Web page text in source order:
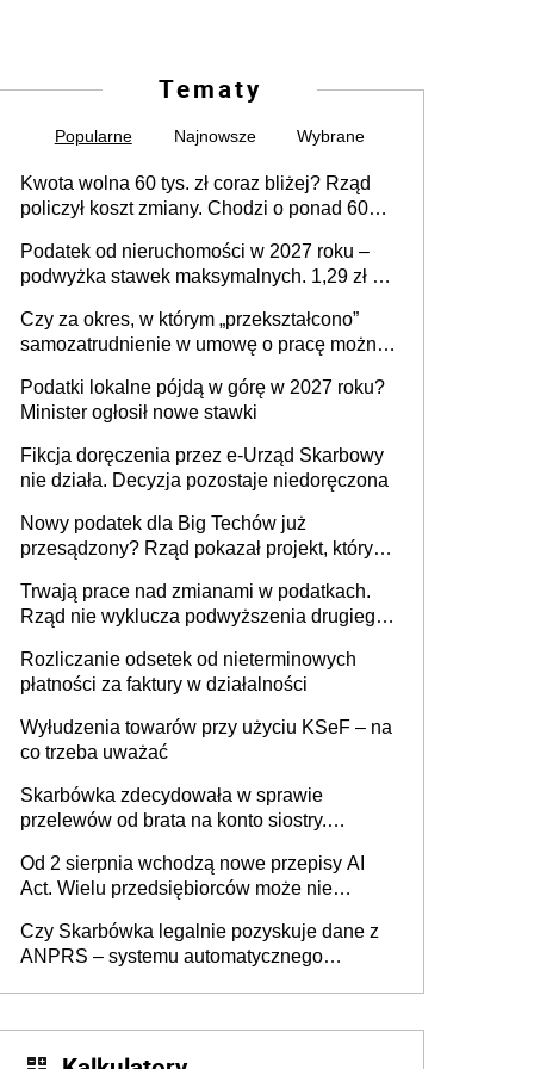
Tematy
Popularne Najnowsze Wybrane
Kwota wolna 60 tys. zł coraz bliżej? Rząd
policzył koszt zmiany. Chodzi o ponad 60
Podatek od nieruchomości w 2027 roku –
podwyżka stawek maksymalnych. 1,29 zł za
budynków i lokali związanych z
prowadzeniem działalności gospodarczej
Czy za okres, w którym „przekształcono”
samozatrudnienie w umowę o pracę można
umowy cywilnoprawnej jedynym
racjonalnym wyjściem
Podatki lokalne pójdą w górę w 2027 roku?
Minister ogłosił nowe stawki
Fikcja doręczenia przez e-Urząd Skarbowy
nie działa. Decyzja pozostaje niedoręczona
Nowy podatek dla Big Techów już
przesądzony? Rząd pokazał projekt, który
Trwają prace nad zmianami w podatkach.
Rząd nie wyklucza podwyższenia drugiego
Rozliczanie odsetek od nieterminowych
płatności za faktury w działalności
Wyłudzenia towarów przy użyciu KSeF – na
co trzeba uważać
Skarbówka zdecydowała w sprawie
przelewów od brata na konto siostry.
darowizna, ale podatku jednak nie będzie
Od 2 sierpnia wchodzą nowe przepisy AI
Act. Wielu przedsiębiorców może nie
Czy Skarbówka legalnie pozyskuje dane z
ANPRS – systemu automatycznego